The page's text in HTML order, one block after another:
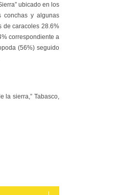
ubicado en los
conchas y algunas
de caracoles 28.6%
correspondiente a
(56%) seguido
la sierra,” Tabasco,